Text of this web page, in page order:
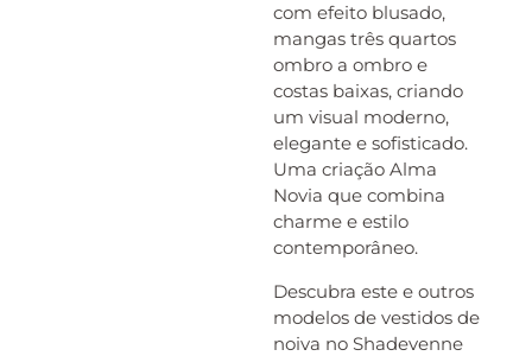
com efeito blusado,
mangas três quartos
ombro a ombro e
costas baixas, criando
um visual moderno,
elegante e sofisticado.
Uma criação Alma
Novia que combina
charme e estilo
contemporâneo.
Descubra este e outros
modelos de vestidos de
noiva no Shadevenne